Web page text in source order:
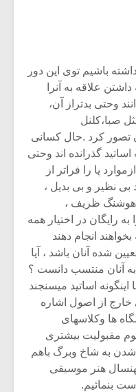
باشیم توی این دور
علاقه به آنرا
وحتی بدتراز آن،
صبا،کلنل
تصور کرد .حال کسانی
گذرانده اند وحتی
پا را فراتر از
بی نظیر و بی بدیل ،
هوشنگ ظریف ،
رایگان در اختیار همه
انجام دهند
شده آنان باشد ، آیا
آنان منتسب دانست ؟
اساتید میسنجند
خارج از اصول اشاره
ها وکلاسهای
مقبولیت بیشتری
به شاخ وبرگ باهم
هنر موسیقی
بنمائیم.